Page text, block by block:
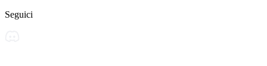
Seguici